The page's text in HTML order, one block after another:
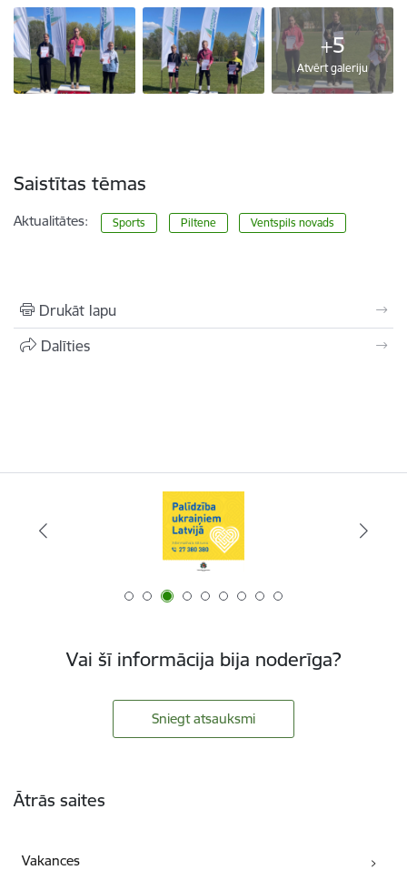
+5
Atvērt galeriju
Saistītas tēmas
Aktualitātes: Sports Piltene Ventspils novads
Drukāt lapu
Dalīties
Vai šī informācija bija noderīga?
Sniegt atsauksmi
Ātrās saites
Vakances